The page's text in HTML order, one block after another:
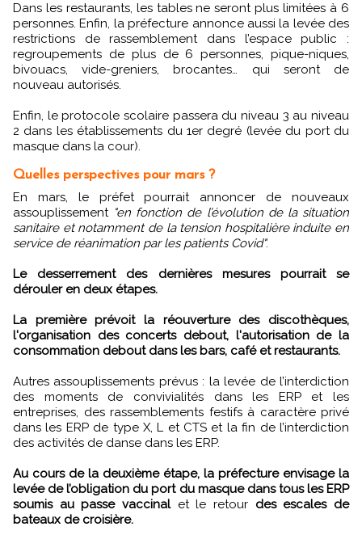
Dans les restaurants, les tables ne seront plus limitées à 6
personnes. Enfin, la préfecture annonce aussi la levée des
restrictions de rassemblement dans l’espace public :
regroupements de plus de 6 personnes, pique-niques,
bivouacs, vide-greniers, brocantes… qui seront de
nouveau autorisés.
Enfin, le protocole scolaire passera du niveau 3 au niveau
2 dans les établissements du 1er degré (levée du port du
masque dans la cour).
Quelles perspectives pour mars ?
En mars, le préfet pourrait annoncer de nouveaux
assouplissement "en fonction de l’évolution de la situation
sanitaire et notamment de la tension hospitalière induite en
service de réanimation par les patients Covid".
Le desserrement des dernières mesures pourrait se
dérouler en deux étapes.
La première prévoit la réouverture des discothèques,
l'organisation des concerts debout, l'autorisation de la
consommation debout dans les bars, café et restaurants.
Autres assouplissements prévus : la levée de l’interdiction
des moments de convivialités dans les ERP et les
entreprises, des rassemblements festifs à caractère privé
dans les ERP de type X, L et CTS et la fin de l’interdiction
des activités de danse dans les ERP.
Au cours de la deuxième étape, la préfecture envisage la
levée de l’obligation du port du masque dans tous les ERP
soumis au passe vaccinalet le retour des escales de
bateaux de croisière.